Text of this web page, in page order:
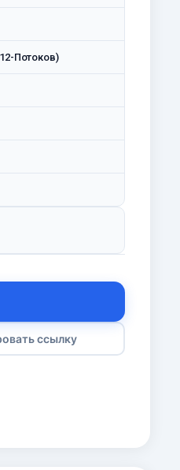
Потоков)
ссылку